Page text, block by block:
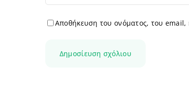
Αποθήκευση του ονόματος, του email,